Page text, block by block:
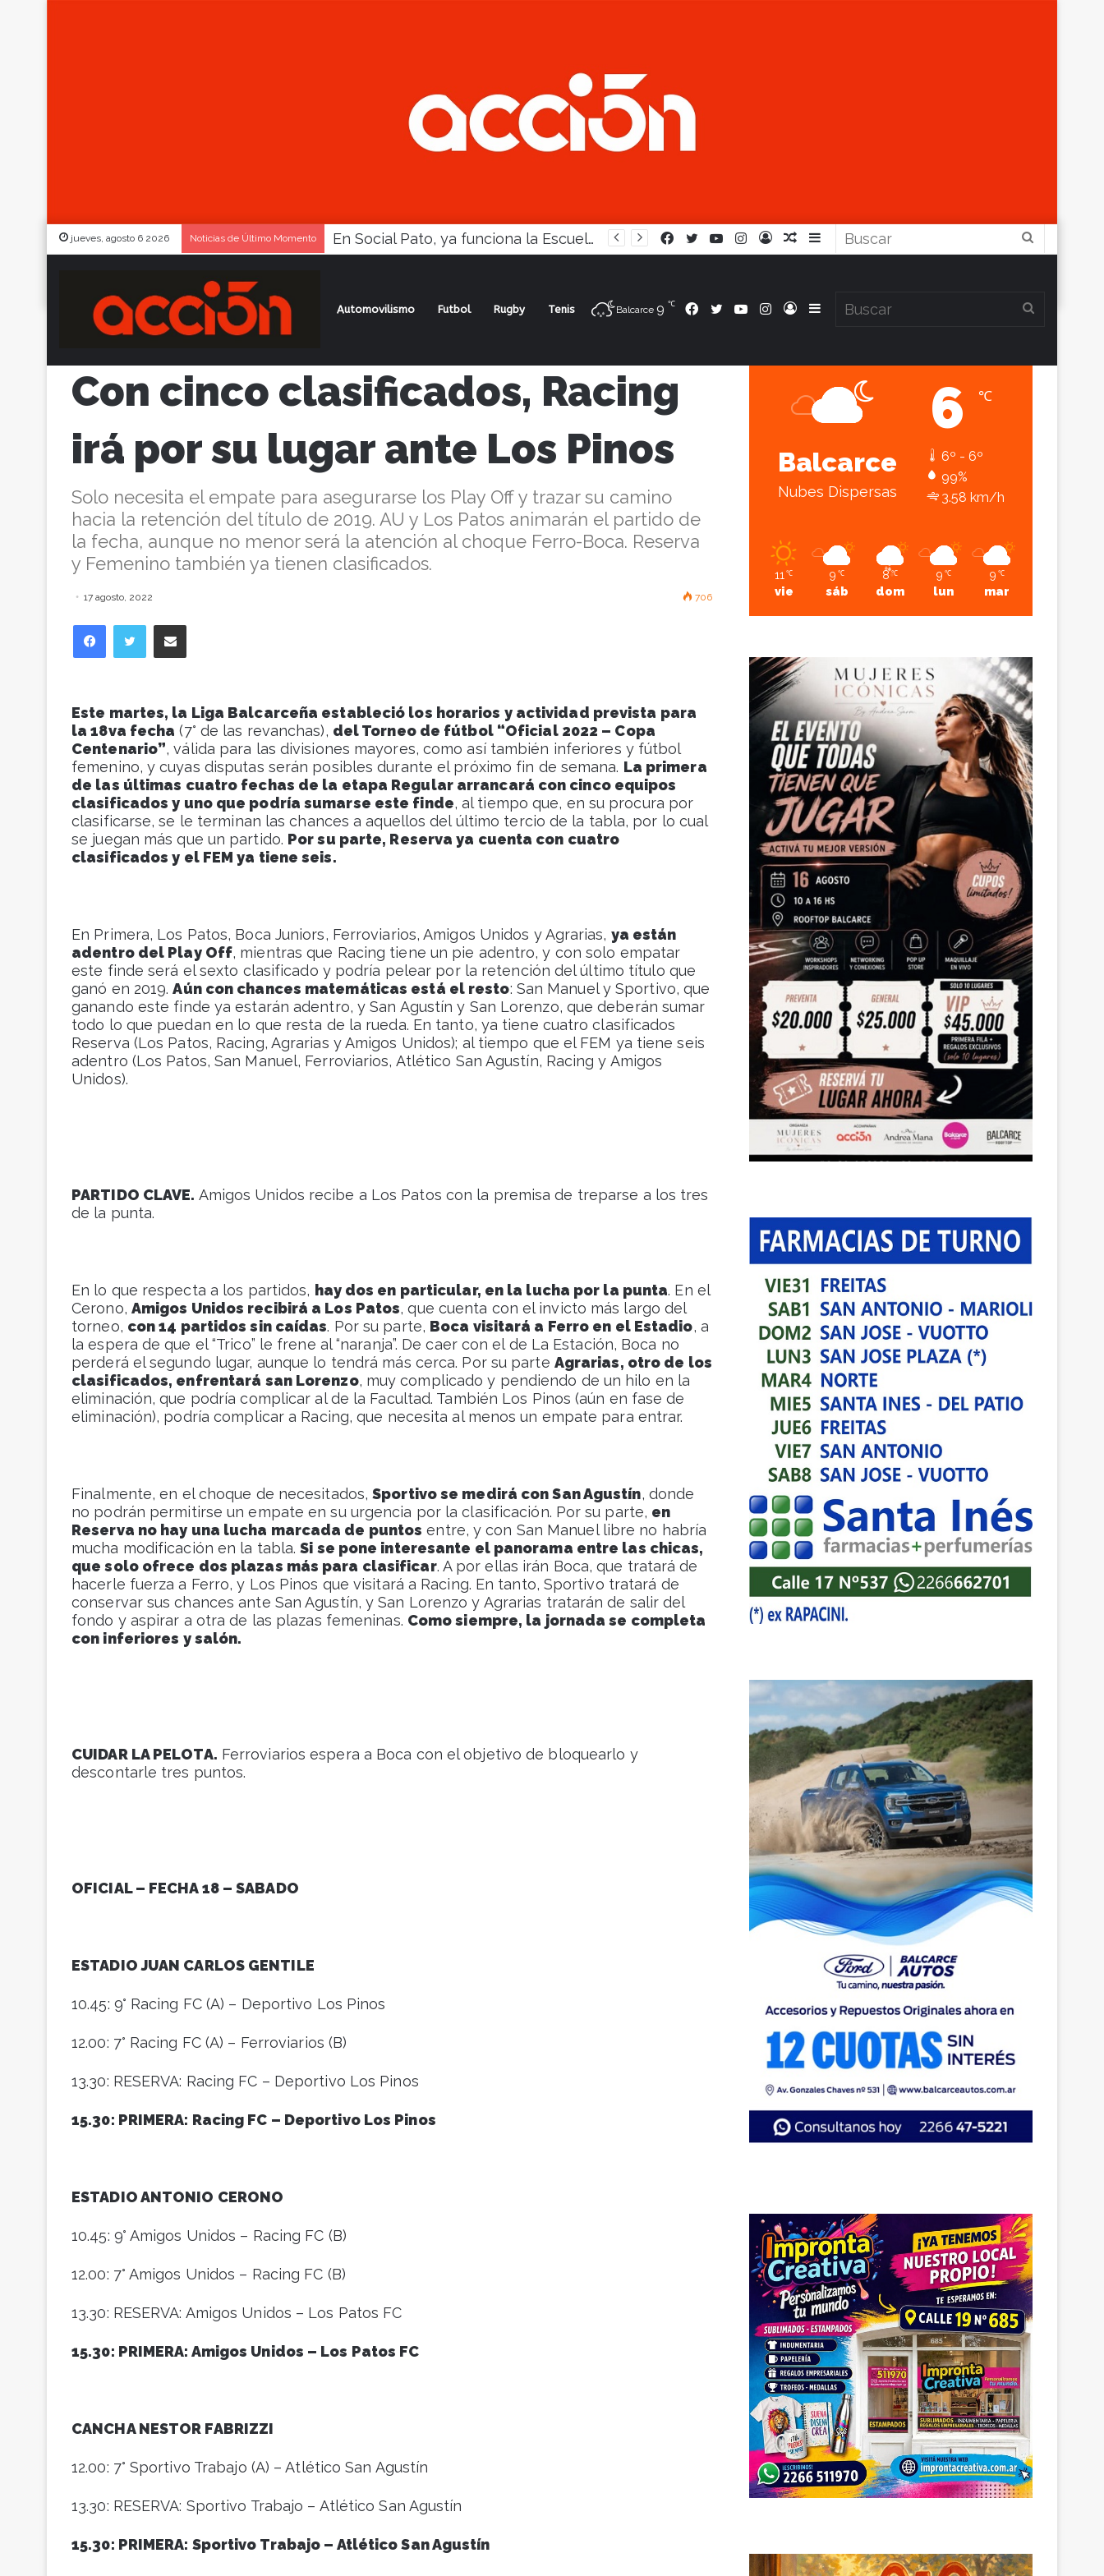
jueves, agosto 6 2026 Noticias de Último Momento En Social Pato, ya funciona la Escuela femenina de paleta
Barra
Artículo
Iniciar
Instagram
YouTube
Twitter
Facebook
Automovilismo Futbol Rugby Tenis Barra
Lateral
Iniciar
Sesión
Instagram
YouTube
Twitter
Facebook
Balcarce 9 ℃
Inicio/ Actualidad /Con cinco clasificados, Racing irá por su lugar ante Los Pinos
Con cinco clasificados, Racing
irá por su lugar ante Los Pinos
Solo necesita el empate para asegurarse los Play Off y trazar su camino
hacia la retención del título de 2019. AU y Los Patos animarán el partido de
la fecha, aunque no menor será la atención al choque Ferro-Boca. Reserva
y Femenino también ya tienen clasificados.
17 agosto, 2022 706
Facebook
Este martes, la Liga Balcarceña estableció los horarios y actividad prevista para
la 18va fecha (7° de las revanchas), del Torneo de fútbol “Oficial 2022 – Copa
Centenario”, válida para las divisiones mayores, como así también inferiores y fútbol
femenino, y cuyas disputas serán posibles durante el próximo fin de semana. La primera
de las últimas cuatro fechas de la etapa Regular arrancará con cinco equipos
clasificados y uno que podría sumarse este finde, al tiempo que, en su procura por
clasificarse, se le terminan las chances a aquellos del último tercio de la tabla, por lo cual
se juegan más que un partido. Por su parte, Reserva ya cuenta con cuatro
clasificados y el FEM ya tiene seis.
En Primera, Los Patos, Boca Juniors, Ferroviarios, Amigos Unidos y Agrarias, ya están
adentro del Play Off, mientras que Racing tiene un pie adentro, y con solo empatar
este finde será el sexto clasificado y podría pelear por la retención del último título que
ganó en 2019.Aún con chances matemáticas está el resto: San Manuel y Sportivo, que
ganando este finde ya estarán adentro, y San Agustín y San Lorenzo, que deberán sumar
todo lo que puedan en lo que resta de la rueda. En tanto, ya tiene cuatro clasificados
Reserva (Los Patos, Racing, Agrarias y Amigos Unidos); al tiempo que el FEM ya tiene seis
adentro (Los Patos, San Manuel, Ferroviarios, Atlético San Agustín, Racing y Amigos
Unidos).
PARTIDO CLAVE. Amigos Unidos recibe a Los Patos con la premisa de treparse a los tres
de la punta.
En lo que respecta a los partidos, hay dos en particular, en la lucha por la punta. En el
Cerono, Amigos Unidos recibirá a Los Patos, que cuenta con el invicto más largo del
torneo, con 14 partidos sin caídas. Por su parte, Boca visitará a Ferro en el Estadio, a
la espera de que el “Trico” le frene al “naranja”. De caer con el de La Estación, Boca no
perderá el segundo lugar, aunque lo tendrá más cerca. Por su parte Agrarias, otro de los
clasificados, enfrentará san Lorenzo, muy complicado y pendiendo de un hilo en la
eliminación, que podría complicar al de la Facultad. También Los Pinos (aún en fase de
eliminación), podría complicar a Racing, que necesita al menos un empate para entrar.
Finalmente, en el choque de necesitados,Sportivo se medirá con San Agustín, donde
no podrán permitirse un empate en su urgencia por la clasificación. Por su parte, en
Reserva no hay una lucha marcada de puntos entre, y con San Manuel libre no habría
mucha modificación en la tabla.Si se pone interesante el panorama entre las chicas,
que solo ofrece dos plazas más para clasificar. A por ellas irán Boca, que tratará de
hacerle fuerza a Ferro, y Los Pinos que visitará a Racing. En tanto, Sportivo tratará de
conservar sus chances ante San Agustín, y San Lorenzo y Agrarias tratarán de salir del
fondo y aspirar a otra de las plazas femeninas. Como siempre, la jornada se completa
con inferiores y salón.
CUIDAR LA PELOTA. Ferroviarios espera a Boca con el objetivo de bloquearlo y
descontarle tres puntos.
OFICIAL – FECHA 18 – SABADO
ESTADIO JUAN CARLOS GENTILE
10.45: 9° Racing FC (A) – Deportivo Los Pinos
12.00: 7° Racing FC (A) – Ferroviarios (B)
13.30: RESERVA: Racing FC – Deportivo Los Pinos
15.30: PRIMERA: Racing FC – Deportivo Los Pinos
ESTADIO ANTONIO CERONO
10.45: 9° Amigos Unidos – Racing FC (B)
12.00: 7° Amigos Unidos – Racing FC (B)
13.30: RESERVA: Amigos Unidos – Los Patos FC
15.30: PRIMERA: Amigos Unidos – Los Patos FC
CANCHA NESTOR FABRIZZI
12.00: 7° Sportivo Trabajo (A) – Atlético San Agustín
13.30: RESERVA: Sportivo Trabajo – Atlético San Agustín
15.30: PRIMERA: Sportivo Trabajo – Atlético San Agustín
Balcarce
Nubes Dispersas
6 ℃
6º - 6º
99%
3.58 km/h
11 ℃
vie
9 ℃
sáb
8 ℃
dom
9 ℃
lun
9 ℃
mar